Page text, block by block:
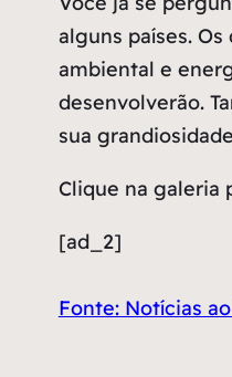
alguns países.
ambiental e
desenvolverão.
sua
Clique na galeria
[ad_2]
Fonte: Notícias